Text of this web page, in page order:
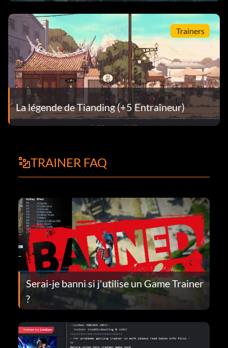
Trainers
La légende de Tianding (+5 Entraîneur)
TRAINER FAQ
Serai-je banni si j'utilise un Game Trainer
?